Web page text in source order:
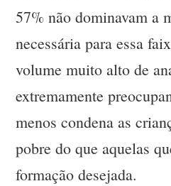
57% não dominavam a
necessária para essa
volume muito alto de
extremamente
menos condena as
pobre do que aquelas
formação desejada.